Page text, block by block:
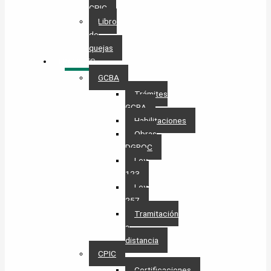
CPIC
Libro
de
quejas
TRÁMITES
GCBA
Trámites
GCBA
Habilitaciones
Obras
DGROC
Ley
123
Ley
257
Tramitación
a
distancia
CPIC